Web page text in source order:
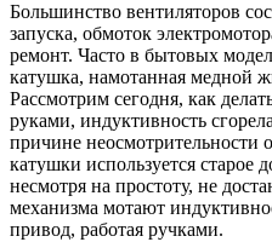
Большинство вентиляторов
запуска, обмоток
ремонт. Часто в бытовых
катушка, намотанная медной
Рассмотрим сегодня, как
руками, индуктивность
причине неосмотрительности
катушки используется старое
несмотря на простоту, не
механизма мотают
привод, работая ручками.